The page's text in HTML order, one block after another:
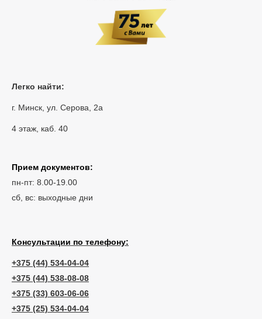
Легко найти:
г. Минск, ул. Серова, 2а
4 этаж, каб. 40
Прием документов:
пн-пт: 8.00-19.00
сб, вс: выходные дни
Консультации по телефону:
+375 (44) 534-04-04
+375 (44) 538-08-08
+375 (33) 603-06-06
+375 (25) 534-04-04